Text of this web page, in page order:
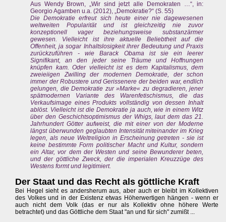
Aus Wendy Brown, „Wir sind jetzt alle Demokraten …“, in:
Georgio Agamben u.a. (2012), „Demokratie?“ (S. 55)
Die Demokratie erfreut sich heute einer nie dagewesenen
weltweiten Popularität und ist gleichzeitig nie zuvor
konzeptionell vager beziehungsweise substanzärmer
gewesen. Vielleicht ist ihre aktuelle Beliebtheit auf die
Offenheit, ja sogar Inhaltslosigkeit ihrer Bedeutung und Praxis
zurückzuführen - wie Barack Obama ist sie ein leerer
Signifikant, an den jeder seine Träume und Hoffnungen
knüpfen kam. Oder vielleicht ist es dem Kapitalismus, dem
zweieiigen Zwilling der modernen Demokratie, der schon
immer der Robustere und Gerissenere der beiden war, endlich
gelungen, die Demokratie zur »Marke« zu degradieren, jener
spätmodernen Variante des Warenfetischismus, die das
Verkaufsimage eines Produkts vollständig von dessen Inhalt
ablöst. Vielleicht ist die Demokratie ja auch, wie in einem Witz
über den Geschichtsoptimismus der Whigs, laut dem das 21.
Jahrhundert Götter aufweist, die mit einer von der Moderne
längst überwunden geglaubten Intensität miteinander im Krieg
legen, als neue Weltreligion in Erscheinung getreten - sie ist
keine bestimmte Form politischer Macht und Kultur, sondern
ein Altar, vor dem der Westen und seine Bewunderer beten,
und der göttliche Zweck, der die imperialen Kreuzzüge des
Westens formt und legitimiert.
Der Staat und das Recht als göttliche Kraft
Bei Hegel sieht es andersherum aus, aber auch er bleibt im Kollektiven
des Volkes und in der Existenz etwas Höherwertigen hängen - wenn er
auch nicht dem Volk (das er nur als Kollektiv ohne höhere Werte
betrachtet) und das Göttliche dem Staat "an und für sich" zumißt ...